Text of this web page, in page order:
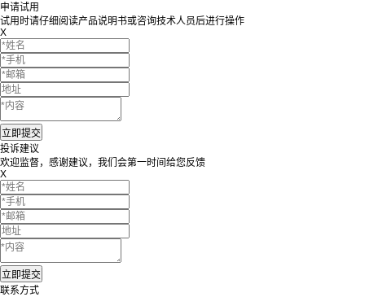
申请试用
试用时请仔细阅读产品说明书或咨询技术人员后进行操作
X
投诉建议
欢迎监督，感谢建议，我们会第一时间给您反馈
X
联系方式